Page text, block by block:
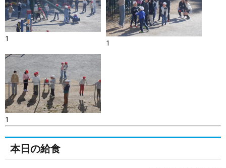
1 1
1
本日の給食